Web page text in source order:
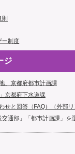
則
ー制度
ジ
」京都府都市計画課
京都府下水道課
せと回答（FAQ）（外部リ
交通部」「都市計画課」を